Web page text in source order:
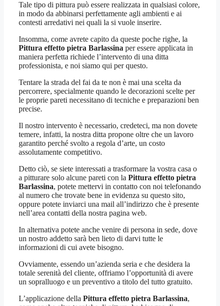
Tale tipo di pittura può essere realizzata in qualsiasi colore,
in modo da abbinarsi perfettamente agli ambienti e ai
contesti arredativi nei quali la si vuole inserire.
Insomma, come avrete capito da queste poche righe, la
Pittura effetto pietra Barlassina per essere applicata in
maniera perfetta richiede l’intervento di una ditta
professionista, e noi siamo qui per questo.
Tentare la strada del fai da te non è mai una scelta da
percorrere, specialmente quando le decorazioni scelte per
le proprie pareti necessitano di tecniche e preparazioni ben
precise.
Il nostro intervento è necessario, credeteci, ma non dovete
temere, infatti, la nostra ditta propone oltre che un lavoro
garantito perché svolto a regola d’arte, un costo
assolutamente competitivo.
Detto ciò, se siete interessati a trasformare la vostra casa o
a pitturare solo alcune pareti con la Pittura effetto pietra
Barlassina, potete mettervi in contatto con noi telefonando
al numero che trovate bene in evidenza su questo sito,
oppure potete inviarci una mail all’indirizzo che è presente
nell’area contatti della nostra pagina web.
In alternativa potete anche venire di persona in sede, dove
un nostro addetto sarà ben lieto di darvi tutte le
informazioni di cui avete bisogno.
Ovviamente, essendo un’azienda seria e che desidera la
totale serenità del cliente, offriamo l’opportunità di avere
un sopralluogo e un preventivo a titolo del tutto gratuito.
L’applicazione della Pittura effetto pietra Barlassina,